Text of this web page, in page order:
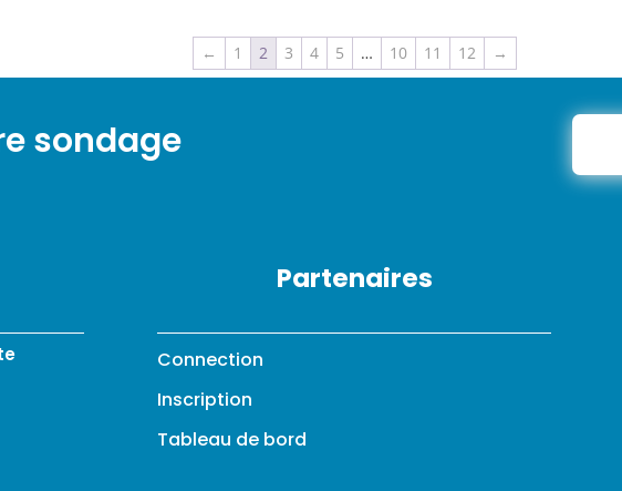
← 1 2 3 4 5 … 10 11 12 →
sondage
Partenaires
Connection
Inscription
Tableau de bord